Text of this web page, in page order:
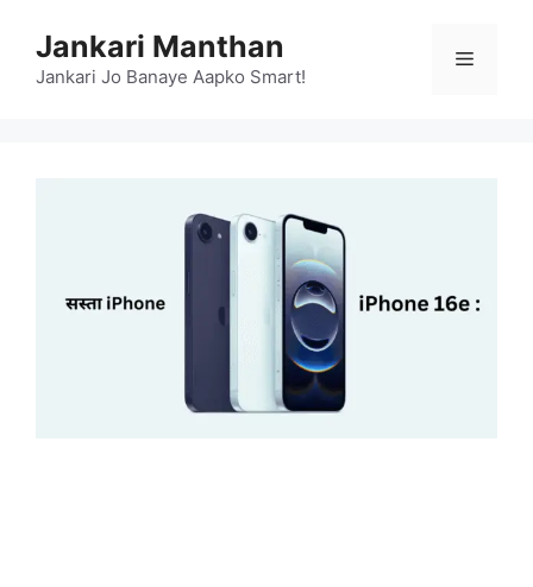
content
Jankari Manthan
Jankari Jo Banaye Aapko Smart!
Menu